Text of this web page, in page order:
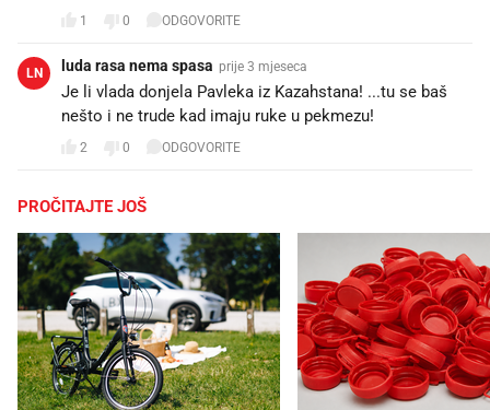
1 0 ODGOVORITE
LN luda rasa nema spasa prije 3 mjeseca
Je li vlada donjela Pavleka iz Kazahstana! ...tu se baš
nešto i ne trude kad imaju ruke u pekmezu!
2 0 ODGOVORITE
PROČITAJTE JOŠ